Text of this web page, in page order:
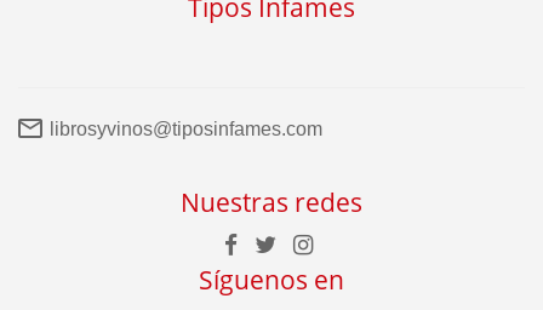
Tipos Infames
librosyvinos@tiposinfames.com
Nuestras redes
Síguenos en